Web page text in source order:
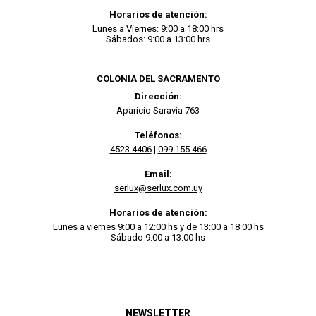
NEWSLETTER
Horarios de atención:
Lunes a Viernes: 9:00 a 18:00 hrs
Sábados: 9:00 a 13:00 hrs
COLONIA DEL SACRAMENTO
Dirección:
Aparicio Saravia 763
Teléfonos:
4523 4406| 099 155 466
Email:
serlux@serlux.com.uy
Horarios de atención:
Lunes a viernes 9:00 a 12:00 hs y de 13:00 a 18:00 hs
Sábado 9:00 a 13:00 hs